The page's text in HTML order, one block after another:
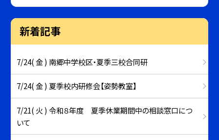
新着記事
7/24( 金 ) 南郷中学校区・夏季三校合同研
7/24( 金 ) 夏季校内研修会【姿勢教室】
7/21( 火 ) 令和８年度 夏季休業期間中の相談窓口につ
いて